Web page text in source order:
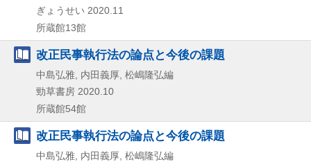
ぎょうせい 2020.11
所蔵館13館
改正民事執行法の論点と今後の課題
中島弘雅, 内田義厚, 松嶋隆弘編
勁草書房 2020.10
所蔵館54館
改正民事執行法の論点と今後の課題
中島弘雅, 内田義厚, 松嶋隆弘編